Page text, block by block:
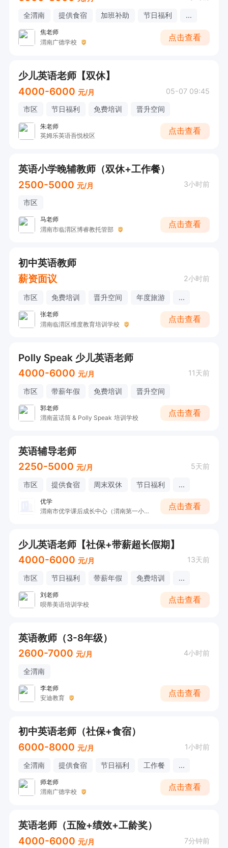
全渭南 提供食宿 加班补助 节日福利 ...
焦老师
渭南广德学校
点击查看
少儿英语老师【双休】
4000-6000 元/月 05-07 09:45
市区 节日福利 免费培训 晋升空间
朱老师
英姆乐英语吾悦校区
点击查看
英语小学晚辅教师（双休+工作餐）
2500-5000 元/月 3小时前
市区
马老师
渭南市临渭区博睿教托管部
点击查看
初中英语教师
薪资面议
2小时前
市区 免费培训 晋升空间 年度旅游 ...
张老师
渭南临渭区维度教育培训学校
点击查看
Polly Speak 少儿英语老师
4000-6000 元/月 11天前
市区 带薪年假 免费培训 晋升空间
郭老师
渭南蓝话筒 & Polly Speak 培训学校
点击查看
英语辅导老师
2250-5000 元/月 5天前
市区 提供食宿 周末双休 节日福利 ...
优学
渭南市优学课后成长中心（渭南第一小学附近））
点击查看
少儿英语老师【社保+带薪超长假期】
4000-6000 元/月 13天前
市区 节日福利 带薪年假 免费培训 ...
刘老师
呗蒂美语培训学校
点击查看
英语教师（3-8年级）
2600-7000 元/月 4小时前
全渭南
李老师
安迪教育
点击查看
初中英语老师（社保+食宿）
6000-8000 元/月 1小时前
全渭南 提供食宿 节日福利 工作餐 ...
师老师
渭南广德学校
点击查看
英语老师（五险+绩效+工龄奖）
4000-6000 元/月 7分钟前